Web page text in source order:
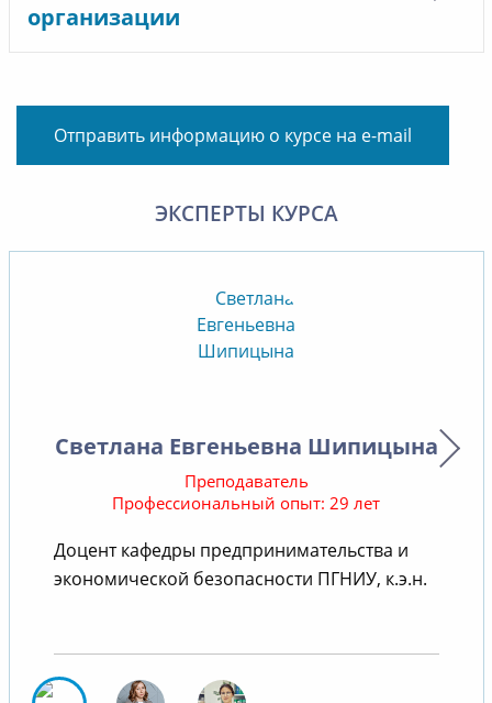
организации
Отправить информацию о курсе на e-mail
ЭКСПЕРТЫ КУРСА
Светлана Евгеньевна Шипицына
Преподаватель
Профессиональный опыт: 29 лет
Доцент кафедры предпринимательства и
экономической безопасности ПГНИУ, к.э.н.